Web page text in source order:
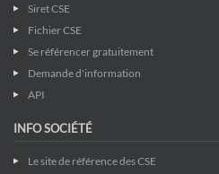
Siret CSE
Fichier CSE
Se référencer gratuitement
Demande d'information
API
INFO SOCIÉTÉ
Le site de référence des CSE